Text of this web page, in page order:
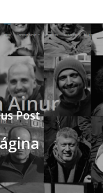
Post